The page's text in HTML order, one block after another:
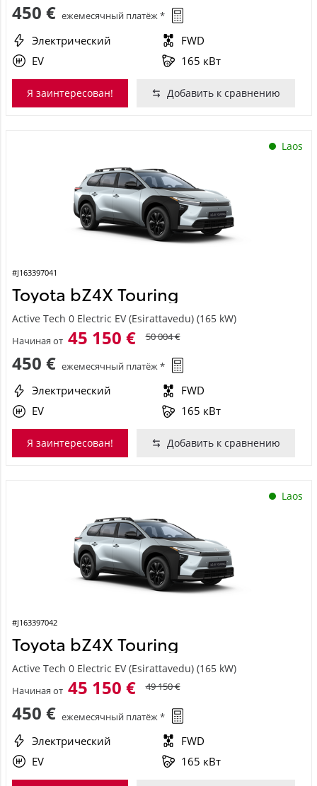
450 € ежемесячный платёж *
Электрический
FWD
EV
165 кВт
Я заинтересован! Добавить к сравнению
Laos
#J163397041
Toyota bZ4X Touring
Active Tech 0 Electric EV (Esirattavedu) (165 kW)
Начиная от 45 150 € 50 004 €
450 € ежемесячный платёж *
Электрический
FWD
EV
165 кВт
Я заинтересован! Добавить к сравнению
Laos
#J163397042
Toyota bZ4X Touring
Active Tech 0 Electric EV (Esirattavedu) (165 kW)
Начиная от 45 150 € 49 150 €
450 € ежемесячный платёж *
Электрический
FWD
EV
165 кВт